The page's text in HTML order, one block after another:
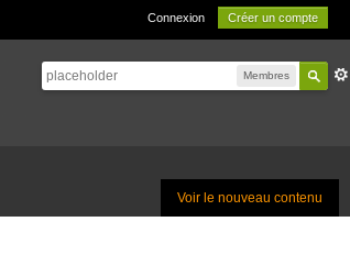
Connexion Créer un compte
Membres
Voir le nouveau contenu